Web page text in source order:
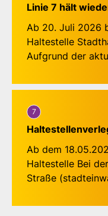
Bussteig 11 über:
Meierstraße,
Burckhardt-
Roter Löwe,
Hansering,
Linie 7 hält
Ab 20. Juli 2026
Haltestelle
Aufgrund der
veränderten
7
Ab dem
Haltestelle Bei
Straße
Die Haltestelle